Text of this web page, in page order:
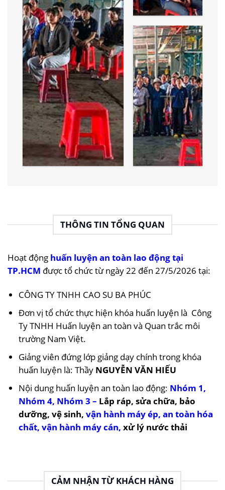
THÔNG TIN TỔNG QUAN
Hoạt động huấn luyện an toàn lao động tại
TP.HCM được tổ chức từ ngày 22 đến 27/5/2026 tại:
CÔNG TY TNHH CAO SU BA PHÚC
Đơn vị tổ chức thực hiện khóa huấn luyện là Công
Ty TNHH Huấn luyện an toàn và Quan trắc môi
trường Nam Việt.
Giảng viên đứng lớp giảng dạy chính trong khóa
huấn luyện là: Thầy NGUYỄN VĂN HIẾU
Nội dung huấn luyện an toàn lao động: Nhóm 1,
Nhóm 4, Nhóm 3 – Lắp ráp, sửa chữa, bảo
dưỡng, vệ sinh, vận hành máy ép, an toàn hóa
chất, vận hành máy cán, xử lý nước thải
CẢM NHẬN TỪ KHÁCH HÀNG